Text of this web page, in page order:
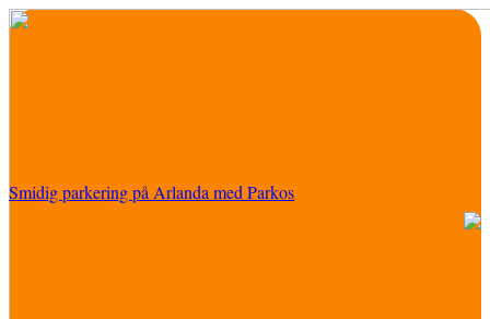
Smidig parkering på Arlanda med Parkos